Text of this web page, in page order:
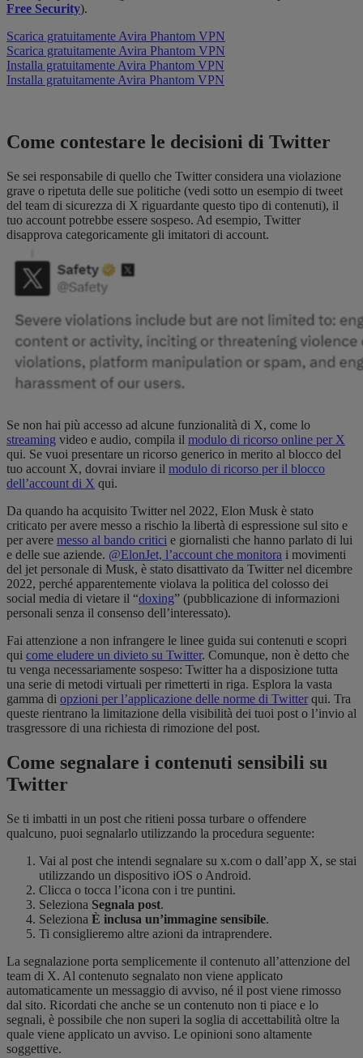
Free Security).
Scarica gratuitamente Avira Phantom VPN
Scarica gratuitamente Avira Phantom VPN
Installa gratuitamente Avira Phantom VPN
Installa gratuitamente Avira Phantom VPN
Come contestare le decisioni di Twitter
Se sei responsabile di quello che Twitter considera una violazione
grave o ripetuta delle sue politiche (vedi sotto un esempio di tweet
del team di sicurezza di X riguardante questo tipo di contenuti), il
tuo account potrebbe essere sospeso. Ad esempio, Twitter
disapprova categoricamente gli imitatori di account.
Se non hai più accesso ad alcune funzionalità di X, come lo
streaming video e audio, compila il modulo di ricorso online per X
qui. Se vuoi presentare un ricorso generico in merito al blocco del
tuo account X, dovrai inviare il modulo di ricorso per il blocco
dell’account di X qui.
Da quando ha acquisito Twitter nel 2022, Elon Musk è stato
criticato per avere messo a rischio la libertà di espressione sul sito e
per avere messo al bando critici e giornalisti che hanno parlato di lui
e delle sue aziende. @ElonJet, l’account che monitora i movimenti
del jet personale di Musk, è stato disattivato da Twitter nel dicembre
2022, perché apparentemente violava la politica del colosso dei
social media di vietare il “doxing” (pubblicazione di informazioni
personali senza il consenso dell’interessato).
Fai attenzione a non infrangere le linee guida sui contenuti e scopri
qui come eludere un divieto su Twitter. Comunque, non è detto che
tu venga necessariamente sospeso: Twitter ha a disposizione tutta
una serie di metodi virtuali per rimetterti in riga. Esplora la vasta
gamma di opzioni per l’applicazione delle norme di Twitter qui. Tra
queste rientrano la limitazione della visibilità dei tuoi post o l’invio al
trasgressore di una richiesta di rimozione del post.
Come segnalare i contenuti sensibili su
Twitter
Se ti imbatti in un post che ritieni possa turbare o offendere
qualcuno, puoi segnalarlo utilizzando la procedura seguente:
Vai al post che intendi segnalare su x.com o dall’app X, se stai
utilizzando un dispositivo iOS o Android.
Clicca o tocca l’icona con i tre puntini.
Seleziona Segnala post.
Seleziona È inclusa un’immagine sensibile.
Ti consiglieremo altre azioni da intraprendere.
La segnalazione porta semplicemente il contenuto all’attenzione del
team di X. Al contenuto segnalato non viene applicato
automaticamente un messaggio di avviso, né il post viene rimosso
dal sito. Ricordati che anche se un contenuto non ti piace e lo
segnali, è possibile che non superi la soglia di accettabilità oltre la
quale viene applicato un avviso. Le opinioni sono altamente
soggettive.